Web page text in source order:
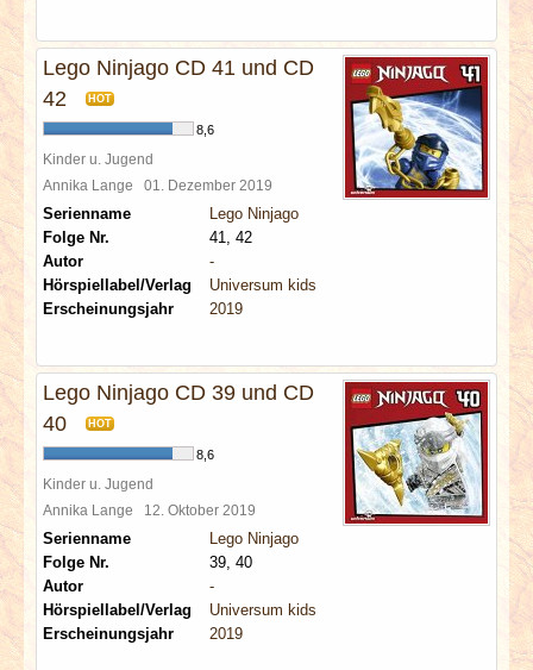
Lego Ninjago CD 41 und CD
42
HOT
8,6
Kinder u. Jugend
Annika Lange 01. Dezember 2019
Serienname
Lego Ninjago
Folge Nr.
41, 42
Autor
-
Hörspiellabel/Verlag
Universum kids
Erscheinungsjahr
2019
Lego Ninjago CD 39 und CD
40
HOT
8,6
Kinder u. Jugend
Annika Lange 12. Oktober 2019
Serienname
Lego Ninjago
Folge Nr.
39, 40
Autor
-
Hörspiellabel/Verlag
Universum kids
Erscheinungsjahr
2019